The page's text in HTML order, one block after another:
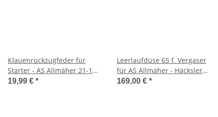
Klauenrückzugfeder für
Starter - AS Allmäher 21-165
/ AS 26 / AS 27 / AS 45 / AS
19,99 € *
Leerlaufdüse 65 f. Vergaser
für AS Allmäher - Häcksler
usw.
169,00 € *